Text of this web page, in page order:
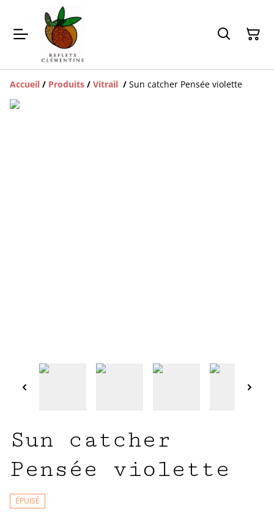
Accueil / Produits / Vitrail / Sun catcher Pensée violette
Sun catcher
Pensée violette
ÉPUISÉ